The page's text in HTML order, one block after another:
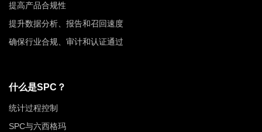
提高产品合规性
提升数据分析、报告和召回速度
确保行业合规、审计和认证通过
什么是SPC？
统计过程控制
SPC与六西格玛